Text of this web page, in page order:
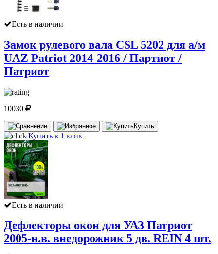
Есть в наличии
Замок рулевого вала CSL 5202 для а/м
UAZ Patriot 2014-2016 / Партиот /
Патриот
10030
Купить
Купить в 1 клик
Есть в наличии
Дефлекторы окон для УАЗ Патриот
2005-н.в. внедорожник 5 дв. REIN 4 шт.